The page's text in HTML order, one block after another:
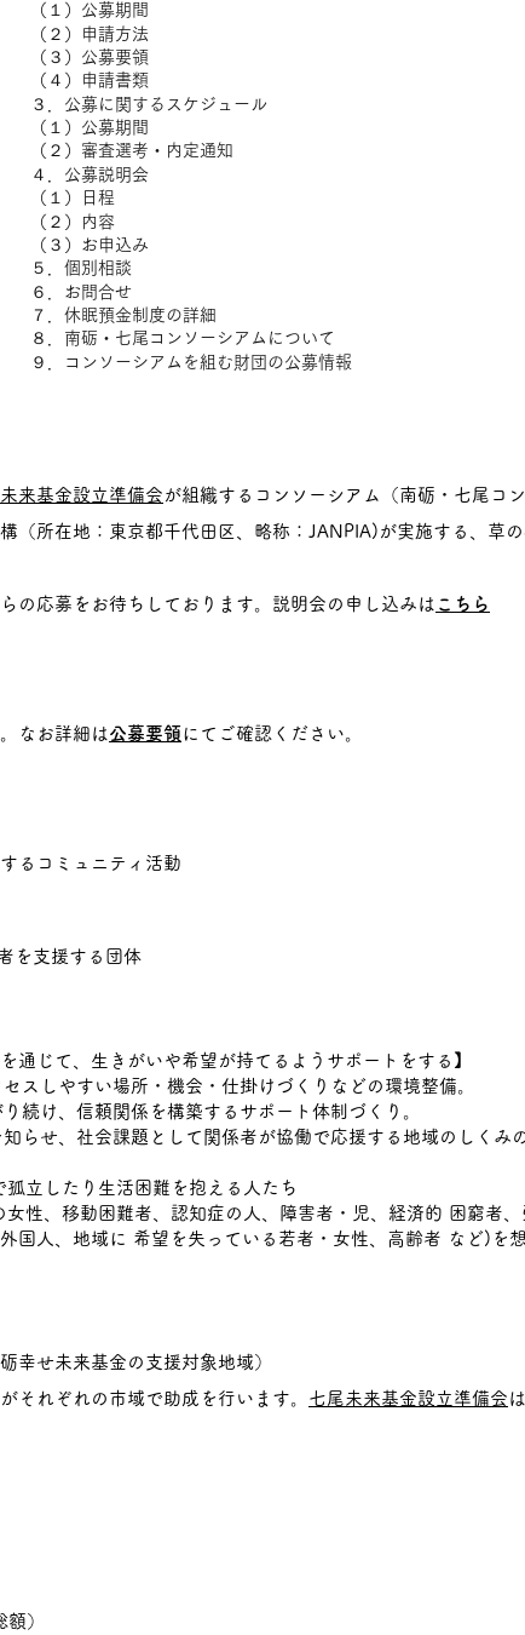
（１）公募期間
（２）申請方法
（３）公募要領
（４）申請書類
３．公募に関するスケジュール
（１）公募期間
（２）審査選考・内定通知
４．公募説明会
（１）日程
（２）内容
（３）お申込み
５．個別相談
６．お問合せ
７．休眠預金制度の詳細
８．南砺・七尾コンソーシアムについて
９．コンソーシアムを組む財団の公募情報
来基金設立準備会 が組織するコンソーシアム（南砺・七尾コ
（所在地：東京都千代田区、略称：JANPIA)が実施する、草
の応募をお待ちしております。説明会の申し込みは こちら
なお詳細は 公募要領 にてご確認ください。
コミュニティ活動
を支援する団体
通じて、生きがいや希望が持てるようサポートをする】
スしやすい場所・機会・仕掛けづくりなどの環境整備。
続け、信頼関係を構築するサポート体制づくり。
らせ、社会課題として関係者が協働で応援する地域のしくみ
立したり生活困難を抱える人たち
性、移動困難者、認知症の人、障害者・児、経済的 困窮者
国人、地域に 希望を失っている若者・女性、高齢者 など)を
せ未来基金の支援対象地域）
それぞれの市域で助成を行います。 七尾未来基金設立準備会
）